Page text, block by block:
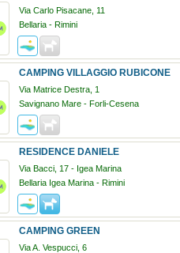
Via Carlo Pisacane, 11
Bellaria - Rimini
CAMPING VILLAGGIO RUBICONE
Via Matrice Destra, 1
Savignano Mare - Forli-Cesena
RESIDENCE DANIELE
Via Bacci, 17 - Igea Marina
Bellaria Igea Marina - Rimini
CAMPING GREEN
Via A. Vespucci, 6